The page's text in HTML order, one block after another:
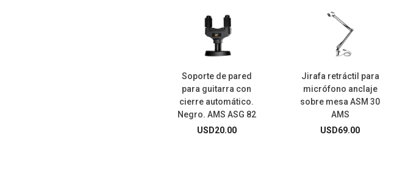
Soporte de pared
para guitarra con
cierre automático.
Negro. AMS ASG 82
USD20.00
Jirafa retráctil para
micrófono anclaje
sobre mesa ASM 30
AMS
USD69.00